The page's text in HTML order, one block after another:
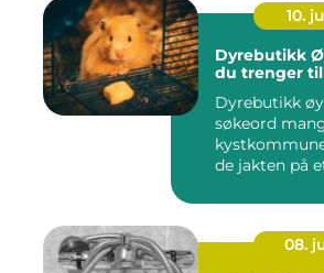
10.
Dyrebutikk
du trenger
Dyrebutikk
søkeord
de jakten på
08.